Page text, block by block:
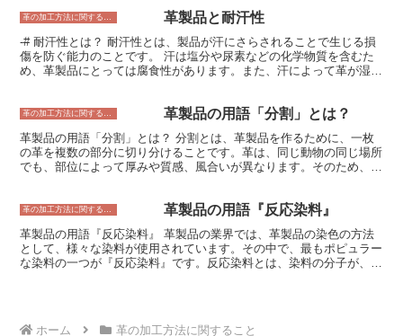
効果があります。そのため、金箔押しは、名刺や招待状、賞状などの
印刷物によく使用されています。また、金箔押しは、陶器や漆器など
の工芸品にもよく使用されています。金箔押しは、素材の美しさを引
き立てることができる加工技術であり、古くから親しまれている技法
です。
め、革製品に多く使用されています。ウレタン樹脂塗料は、主に自動
が、革製品にも多く使用されています。革製品に使用されるウレタン
樹脂塗料は、革の表面を保護し、耐摩耗性や耐薬品性を高める役割を
果たします。また、革の風合いを損なうことなく、色や光沢を調整す
耐久性を高め、美しさを維持することができます。
革の加工方法に関すること 革製品と耐汗性
-# 耐汗性とは？ 耐汗性とは、製品が汗にさらされることで生じる損
傷を防ぐ能力のことです。 汗は塩分や尿素などの化学物質を含むた
め、革製品にとっては腐食性があります。また、汗によって革が湿気
品の耐汗性を高めるためには、防水加工を施したり、定期的に手入れ
革の加工方法に関すること 革製品の用語「分割」とは？
革製品の用語「分割」とは？ 分割とは、革製品を作るために、一枚
の革を複数の部分に切り分けることです。革は、同じ動物の同じ場所
でも、部位によって厚みや質感、風合いが異なります。そのため、革
革は、漉き機で薄く漉いてから分割します。漉くとは、革の厚さを均
は、革を一定の形に切り抜くことです。 分割した革は、それぞれの
パーツとして、革製品に縫い付けられます。革製品の強度や耐久性
は、分割した革の品質や縫製技術によって決まります。
革製品の用語『反応染料』
革製品の用語『反応染料』 革製品の業界では、革製品の染色の方法
として、様々な染料が使用されています。その中で、最もポピュラー
な染料の一つが『反応染料』です。反応染料とは、染料の分子が、革
ホーム 革の加工方法に関すること